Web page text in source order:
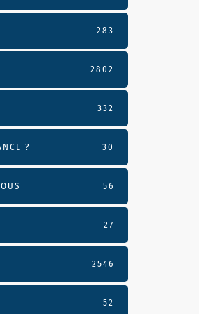
283
2802
332
? 30
56
27
2546
52